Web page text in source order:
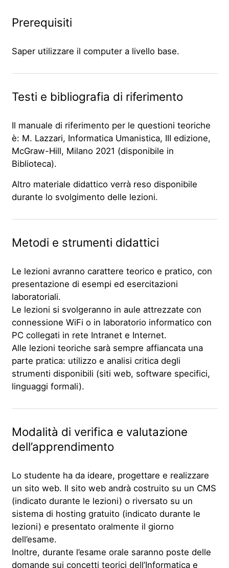
Prerequisiti
Saper utilizzare il computer a livello base.
Testi e bibliografia di riferimento
Il manuale di riferimento per le questioni teoriche
è: M. Lazzari, Informatica Umanistica, III edizione,
McGraw-Hill, Milano 2021 (disponibile in
Biblioteca).
Altro materiale didattico verrà reso disponibile
durante lo svolgimento delle lezioni.
Metodi e strumenti didattici
Le lezioni avranno carattere teorico e pratico, con
presentazione di esempi ed esercitazioni
laboratoriali.
Le lezioni si svolgeranno in aule attrezzate con
connessione WiFi o in laboratorio informatico con
PC collegati in rete Intranet e Internet.
Alle lezioni teoriche sarà sempre affiancata una
parte pratica: utilizzo e analisi critica degli
strumenti disponibili (siti web, software specifici,
linguaggi formali).
Modalità di verifica e valutazione
dell’apprendimento
Lo studente ha da ideare, progettare e realizzare
un sito web. Il sito web andrà costruito su un CMS
(indicato durante le lezioni) o riversato su un
sistema di hosting gratuito (indicato durante le
lezioni) e presentato oralmente il giorno
dell’esame.
Inoltre, durante l’esame orale saranno poste delle
domande sui concetti teorici dell’Informatica e